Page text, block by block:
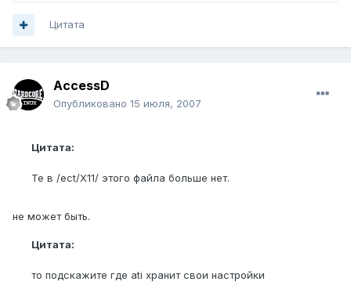
Цитата
AccessD
Опубликовано 15 июля, 2007
Цитата:
Те в /ect/X11/ этого файла больше нет.
не может быть.
Цитата:
то подскажите где ati хранит свои настройки